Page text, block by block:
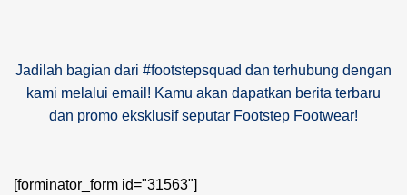
Jadilah bagian dari #footstepsquad dan terhubung dengan
kami melalui email! Kamu akan dapatkan berita terbaru
dan promo eksklusif seputar Footstep Footwear!
[forminator_form id="31563"]